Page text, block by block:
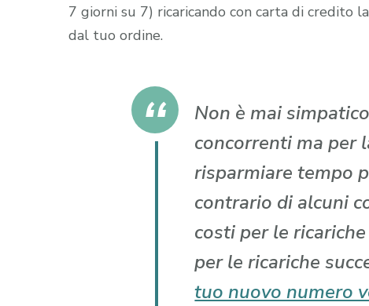
7 giorni su 7) ricaricando con carta di credito
dal tuo ordine.
Non è mai
concorrenti ma per
risparmiare tempo
contrario di alcuni
costi per le
per le ricariche
tuo nuovo numero